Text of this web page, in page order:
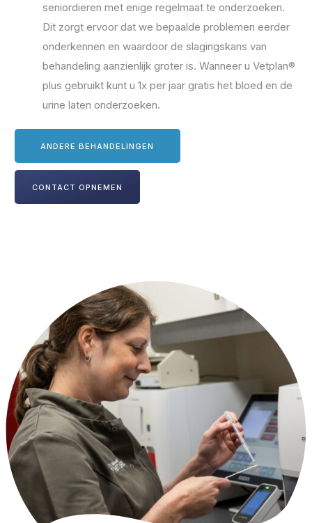
seniordieren met enige regelmaat te onderzoeken.
Dit zorgt ervoor dat we bepaalde problemen eerder
onderkennen en waardoor de slagingskans van
behandeling aanzienlijk groter is. Wanneer u Vetplan®
plus gebruikt kunt u 1x per jaar gratis het bloed en de
urine laten onderzoeken.
ANDERE BEHANDELINGEN
CONTACT OPNEMEN